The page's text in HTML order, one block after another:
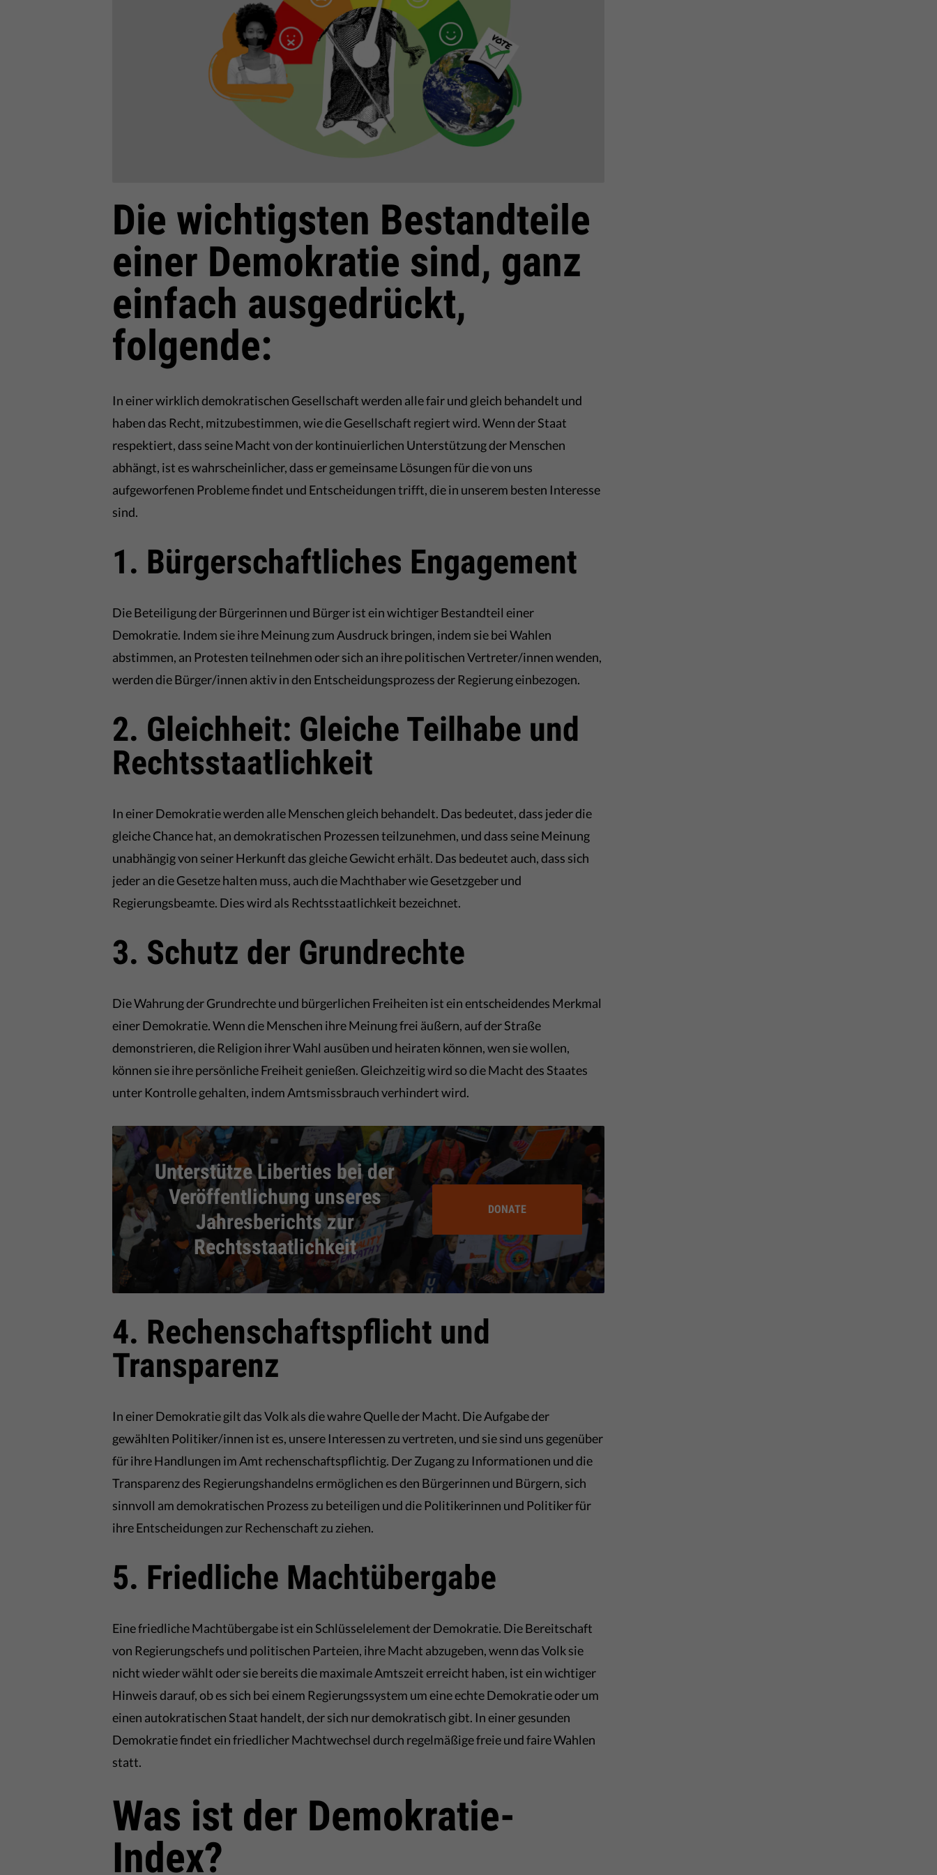
Die wichtigsten Bestandteile
einer Demokratie sind, ganz
einfach ausgedrückt,
folgende:
In einer wirklich demokratischen Gesellschaft werden alle fair und gleich behandelt und
haben das Recht, mitzubestimmen, wie die Gesellschaft regiert wird. Wenn der Staat
respektiert, dass seine Macht von der kontinuierlichen Unterstützung der Menschen
abhängt, ist es wahrscheinlicher, dass er gemeinsame Lösungen für die von uns
aufgeworfenen Probleme findet und Entscheidungen trifft, die in unserem besten Interesse
sind.
1. Bürgerschaftliches Engagement
Die Beteiligung der Bürgerinnen und Bürger ist ein wichtiger Bestandteil einer
Demokratie. Indem sie ihre Meinung zum Ausdruck bringen, indem sie bei Wahlen
abstimmen, an Protesten teilnehmen oder sich an ihre politischen Vertreter/innen wenden,
werden die Bürger/innen aktiv in den Entscheidungsprozess der Regierung einbezogen.
2. Gleichheit: Gleiche Teilhabe und
Rechtsstaatlichkeit
In einer Demokratie werden alle Menschen gleich behandelt. Das bedeutet, dass jeder die
gleiche Chance hat, an demokratischen Prozessen teilzunehmen, und dass seine Meinung
unabhängig von seiner Herkunft das gleiche Gewicht erhält. Das bedeutet auch, dass sich
jeder an die Gesetze halten muss, auch die Machthaber wie Gesetzgeber und
Regierungsbeamte. Dies wird als Rechtsstaatlichkeit bezeichnet.
3. Schutz der Grundrechte
Die Wahrung der Grundrechte und bürgerlichen Freiheiten ist ein entscheidendes Merkmal
einer Demokratie. Wenn die Menschen ihre Meinung frei äußern, auf der Straße
demonstrieren, die Religion ihrer Wahl ausüben und heiraten können, wen sie wollen,
können sie ihre persönliche Freiheit genießen. Gleichzeitig wird so die Macht des Staates
unter Kontrolle gehalten, indem Amtsmissbrauch verhindert wird.
Unterstütze Liberties bei der
Veröffentlichung unseres
Jahresberichts zur
Rechtsstaatlichkeit
DONATE
4. Rechenschaftspflicht und
Transparenz
In einer Demokratie gilt das Volk als die wahre Quelle der Macht. Die Aufgabe der
gewählten Politiker/innen ist es, unsere Interessen zu vertreten, und sie sind uns gegenüber
für ihre Handlungen im Amt rechenschaftspflichtig. Der Zugang zu Informationen und die
Transparenz des Regierungshandelns ermöglichen es den Bürgerinnen und Bürgern, sich
sinnvoll am demokratischen Prozess zu beteiligen und die Politikerinnen und Politiker für
ihre Entscheidungen zur Rechenschaft zu ziehen.
5. Friedliche Machtübergabe
Eine friedliche Machtübergabe ist ein Schlüsselelement der Demokratie. Die Bereitschaft
von Regierungschefs und politischen Parteien, ihre Macht abzugeben, wenn das Volk sie
nicht wieder wählt oder sie bereits die maximale Amtszeit erreicht haben, ist ein wichtiger
Hinweis darauf, ob es sich bei einem Regierungssystem um eine echte Demokratie oder um
einen autokratischen Staat handelt, der sich nur demokratisch gibt. In einer gesunden
Demokratie findet ein friedlicher Machtwechsel durch regelmäßige freie und faire Wahlen
statt.
Was ist der Demokratie-
Index?